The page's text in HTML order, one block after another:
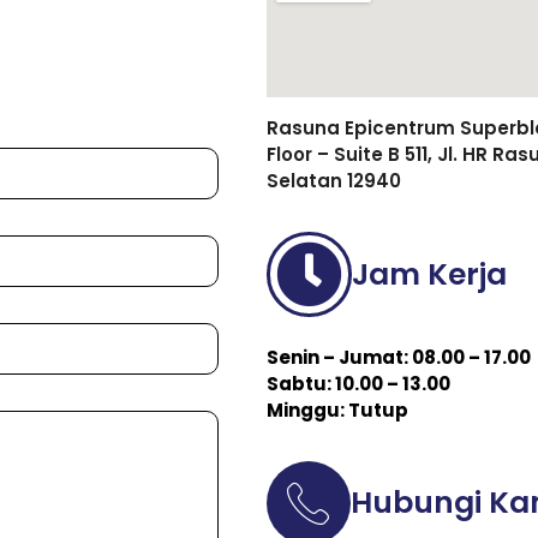
Rasuna Epicentrum
Floor – Suite B 511, Jl. HR
Selatan 12940
Jam Kerja
Senin – Jumat: 08.00 – 17.00
Sabtu: 10.00 – 13.00
Minggu: Tutup
Hubungi